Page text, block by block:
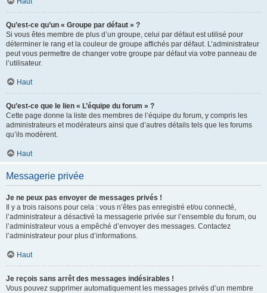
Qu’est-ce qu’un « Groupe par défaut » ?
Si vous êtes membre de plus d’un groupe, celui par défaut est utilisé pour
déterminer le rang et la couleur de groupe affichés par défaut. L’administrateur
peut vous permettre de changer votre groupe par défaut via votre panneau de
l’utilisateur.
Haut
Qu’est-ce que le lien « L’équipe du forum » ?
Cette page donne la liste des membres de l’équipe du forum, y compris les
administrateurs et modérateurs ainsi que d’autres détails tels que les forums
qu’ils modèrent.
Haut
Messagerie privée
Je ne peux pas envoyer de messages privés !
Il y a trois raisons pour cela : vous n’êtes pas enregistré et/ou connecté,
l’administrateur a désactivé la messagerie privée sur l’ensemble du forum, ou
l’administrateur vous a empêché d’envoyer des messages. Contactez
l’administrateur pour plus d’informations.
Haut
Je reçois sans arrêt des messages indésirables !
Vous pouvez supprimer automatiquement les messages privés d’un membre